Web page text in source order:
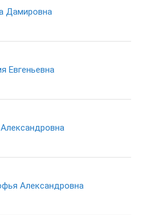
Дамировна
Евгеньевна
Александровна